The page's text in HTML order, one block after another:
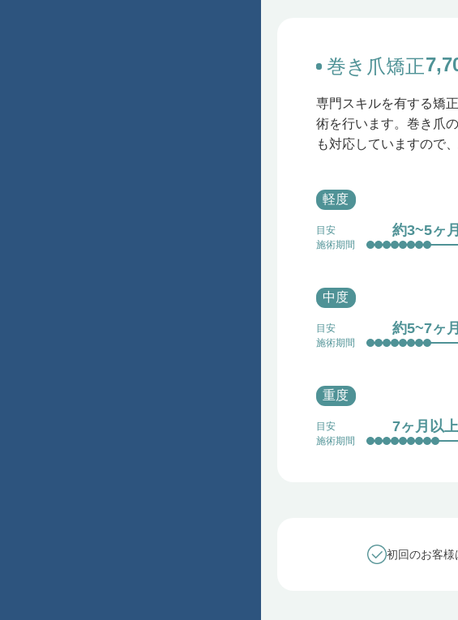
巻き爪矯正
専門スキルを有する矯
術を行います。巻き爪
も対応していますので
軽度
目安 約3~5ヶ月
施術期間
中度
目安 約5~7ヶ月
施術期間
重度
目安 7ヶ月以上
施術期間
初回のお客様